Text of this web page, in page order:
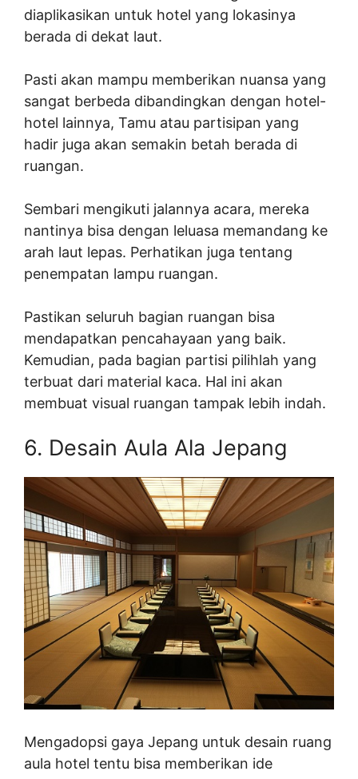
diaplikasikan untuk hotel yang lokasinya
berada di dekat laut.
Pasti akan mampu memberikan nuansa yang
sangat berbeda dibandingkan dengan hotel-
hotel lainnya, Tamu atau partisipan yang
hadir juga akan semakin betah berada di
ruangan.
Sembari mengikuti jalannya acara, mereka
nantinya bisa dengan leluasa memandang ke
arah laut lepas. Perhatikan juga tentang
penempatan lampu ruangan.
Pastikan seluruh bagian ruangan bisa
mendapatkan pencahayaan yang baik.
Kemudian, pada bagian partisi pilihlah yang
terbuat dari material kaca. Hal ini akan
membuat visual ruangan tampak lebih indah.
6. Desain Aula Ala Jepang
Mengadopsi gaya Jepang untuk desain ruang
aula hotel tentu bisa memberikan ide